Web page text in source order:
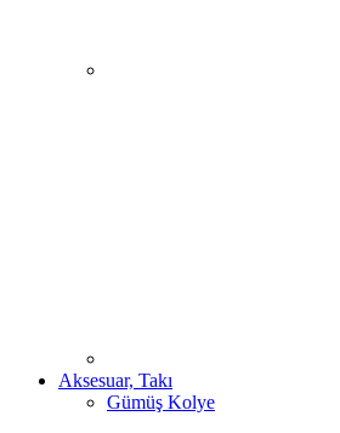
Aksesuar, Takı
Gümüş Kolye